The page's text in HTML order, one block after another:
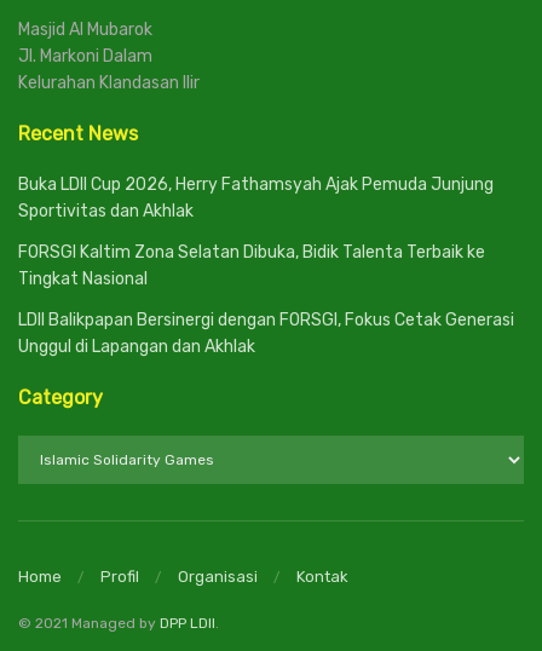
Masjid Al Mubarok
Jl. Markoni Dalam
Kelurahan Klandasan Ilir
Recent News
Buka LDII Cup 2026, Herry Fathamsyah Ajak Pemuda Junjung
Sportivitas dan Akhlak
FORSGI Kaltim Zona Selatan Dibuka, Bidik Talenta Terbaik ke
Tingkat Nasional
LDII Balikpapan Bersinergi dengan FORSGI, Fokus Cetak Generasi
Unggul di Lapangan dan Akhlak
Category
Home Profil Organisasi Kontak
© 2021 Managed by DPP LDII.